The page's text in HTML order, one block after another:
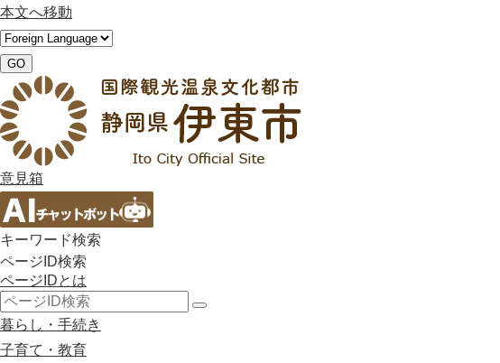
本文へ移動
GO
意見箱
キーワード検索
ページID検索
ページIDとは
暮らし・手続き
子育て・教育